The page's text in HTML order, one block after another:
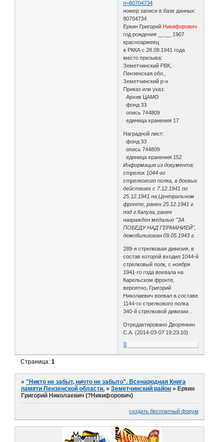
n=80704734
номер записи в базе данных:
80704734
Еркин Григорий Никифорович
год рождения __.__.1907
красноармеец
в РККА с 28.09.1941 года
место призыва:
Земетчинский РВК,
Пензенская обл.,
Земетчинский р-н
Приказ или указ:
Архив ЦАМО
фонд 33
опись 744809
единица хранения 17
Наградной лист:
фонд 33
опись 744809
единица хранения 152
Информация из документа:
стрелок 1044-го
стрелкового полка, в боевых
действиях с 7.12.1941 по
25.12.1941 на Центральном
фронте, ранен 25.12.1941 г
под г.Калуга, ранее
награжден медалью "ЗА
ПОБЕДУ НАД ГЕРМАНИЕЙ",
демобилизован 09.05.1943 г.
289-я стрелковая дивизия, в
состав которой входил 1044-й
стрелковый полк, с ноября
1941-го года воевала на
Карельском фронте,
вероятно, Григорий
Николаевич воевал в составе
1144-го стрелкового полка
340-й стрелковой дивизии...
Отредактировано Дворянкин
С.А. (2014-03-07 19:23:10)
0
Страница:1
»"Никто не забыт, ничто не забыто". Всенародная Книга
памяти Пензенской области. »Земетчинский район » Еркин
Григорий Николаевич (?Никифорович)
создать бесплатный форум